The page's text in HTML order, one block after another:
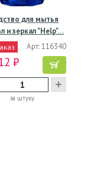
для мытья
и зеркал "Help"…
Арт: 116340
₽
за штуку